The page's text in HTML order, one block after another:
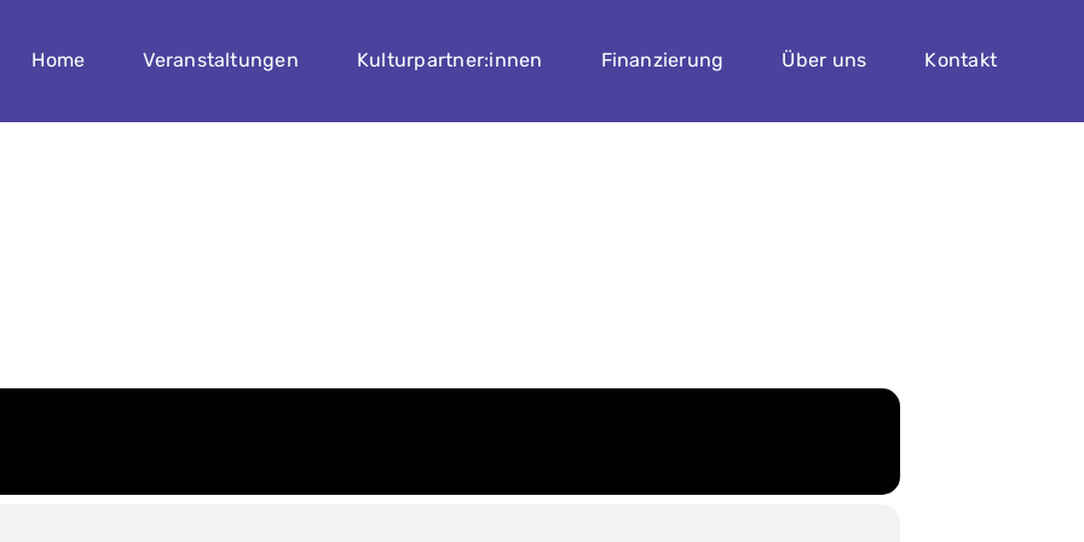
Home Veranstaltungen Kulturpartner:innen Finanzierung Über uns Kontakt